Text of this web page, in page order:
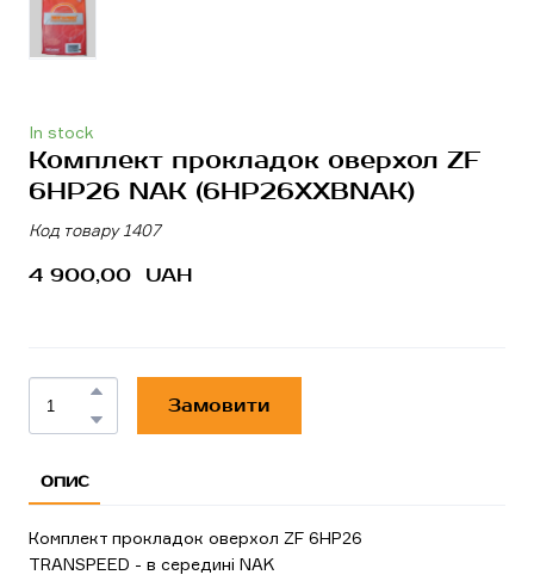
In stock
Комплект прокладок оверхол ZF
6HP26 NAK (6HP26XXBNAK)
Код товару 1407
4 900,00  UAH
Замовити
ОПИС
Комплект прокладок оверхол ZF 6HP26
TRANSPEED - в середині NAK